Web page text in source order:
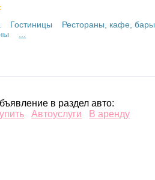
Гостиницы
Рестораны, кафе, бары
в раздел авто:
Автоуслуги В аренду